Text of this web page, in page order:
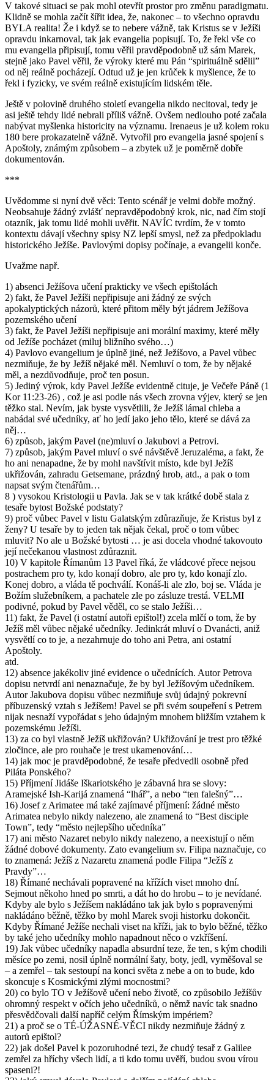
V takové situaci se pak mohl otevřít prostor pro změnu paradigmatu.
Klidně se mohla začít šířit idea, že, nakonec – to všechno opravdu
BYLA realita! Že i když se to nebere vážně, tak Kristus se v Ježíši
opravdu inkarnoval, tak jak evangelia popisují. To, že řekl vše co
mu evangelia připisují, tomu věřil pravděpodobně už sám Marek,
stejně jako Pavel věřil, že výroky které mu Pán “spirituálně sdělil”
od něj reálně pocházejí. Odtud už je jen krůček k myšlence, že to
řekl i fyzicky, ve svém reálně existujícím lidském těle.
Ještě v polovině druhého století evangelia nikdo necitoval, tedy je
asi ještě tehdy lidé nebrali příliš vážně. Ovšem nedlouho poté začala
nabývat myšlenka historicity na významu. Irenaeus je už kolem roku
180 bere prokazatelně vážně. Vytvořil pro evangelia jasné spojení s
Apoštoly, známým způsobem – a zbytek už je poměrně dobře
dokumentován.
***
Uvědomme si nyní dvě věci: Tento scénář je velmi dobře možný.
Neobsahuje žádný zvlášť nepravděpodobný krok, nic, nad čím stojí
otazník, jak tomu lidé mohli uvěřit. NAVÍC tvrdím, že v tomto
kontextu dávají všechny spisy NZ lepší smysl, než za předpokladu
historického Ježíše. Pavlovými dopisy počínaje, a evangelii konče.
Uvažme např.
1) absenci Ježíšova učení prakticky ve všech epištolách
2) fakt, že Pavel Ježíši nepřipisuje ani žádný ze svých
apokalyptických názorů, které přitom měly být jádrem Ježíšova
pozemského učení
3) fakt, že Pavel Ježíši nepřipisuje ani morální maximy, které měly
od Ježíše pocházet (miluj bližního svého…)
4) Pavlovo evangelium je úplně jiné, než Ježíšovo, a Pavel vůbec
nezmiňuje, že by Ježíš nějaké měl. Nemluví o tom, že by nějaké
měl, a nezdůvodňuje, proč ten posun.
5) Jediný výrok, kdy Pavel Ježíše evidentně cituje, je Večeře Páně (1
Kor 11:23-26) , což je asi podle nás všech zrovna výjev, který se jen
těžko stal. Nevím, jak byste vysvětlili, že Ježíš lámal chleba a
nabádal své učedníky, ať ho jedí jako jeho tělo, které se dává za
něj…
6) způsob, jakým Pavel (ne)mluví o Jakubovi a Petrovi.
7) způsob, jakým Pavel mluví o své návštěvě Jeruzaléma, a fakt, že
ho ani nenapadne, že by mohl navštívit místo, kde byl Ježíš
ukřižován, zahradu Getsemane, prázdný hrob, atd., a pak o tom
napsat svým čtenářům…
8 ) vysokou Kristologii u Pavla. Jak se v tak krátké době stala z
tesaře bytost Božské podstaty?
9) proč vůbec Pavel v listu Galatským zdůrazňuje, že Kristus byl z
ženy? U tesaře by to jeden tak nějak čekal, proč o tom vůbec
mluvit? No ale u Božské bytosti … je asi docela vhodné takovouto
její nečekanou vlastnost zdůraznit.
10) V kapitole Římanům 13 Pavel říká, že vládcové přece nejsou
postrachem pro ty, kdo konají dobro, ale pro ty, kdo konají zlo.
Konej dobro, a vláda tě pochválí. Konáš-li ale zlo, boj se. Vláda je
Božím služebníkem, a pachatele zle po zásluze trestá. VELMI
podivné, pokud by Pavel věděl, co se stalo Ježíši…
11) fakt, že Pavel (i ostatní autoři epištol!) zcela mlčí o tom, že by
Ježíš měl vůbec nějaké učedníky. Jedinkrát mluví o Dvanácti, aniž
vysvětlí co to je, a nezahrnuje do toho ani Petra, ani ostatní
Apoštoly.
atd.
12) absence jakékoliv jiné evidence o učednících. Autor Petrova
dopisu netvrdí ani nenaznačuje, že by byl Ježíšovým učedníkem.
Autor Jakubova dopisu vůbec nezmiňuje svůj údajný pokrevní
příbuzenský vztah s Ježíšem! Pavel se při svém soupeření s Petrem
nijak nesnaží vypořádat s jeho údajným mnohem bližším vztahem k
pozemskému Ježíši.
13) za co byl vlastně Ježíš ukřižován? Ukřižování je trest pro těžké
zločince, ale pro rouhače je trest ukamenování…
14) jak moc je pravděpodobné, že tesaře předvedli osobně před
Piláta Ponského?
15) Příjmení Jidáše Iškariotského je zábavná hra se slovy:
Aramejské Ish-Karijá znamená “lhář”, a nebo “ten falešný”…
16) Josef z Arimatee má také zajímavé příjmení: žádné město
Arimatea nebylo nikdy nalezeno, ale znamená to “Best disciple
Town”, tedy “město nejlepšího učedníka”
17) ani město Nazaret nebylo nikdy nalezeno, a neexistují o něm
žádné dobové dokumenty. Zato evangelium sv. Filipa naznačuje, co
to znamená: Ježíš z Nazaretu znamená podle Filipa “Ježíš z
Pravdy”…
18) Římané nechávali popravené na křížích viset mnoho dní.
Sejmout někoho hned po smrti, a dát ho do hrobu – to je nevídané.
Kdyby ale bylo s Ježíšem nakládáno tak jak bylo s popravenými
nakládáno běžně, těžko by mohl Marek svoji historku dokončit.
Kdyby Římané Ježíše nechali viset na kříži, jak to bylo běžné, těžko
by také jeho učedníky mohlo napadnout něco o vzkříšení.
19) Jak vůbec učedníky napadla absurdní teze, že ten, s kým chodili
měsíce po zemi, nosil úplně normální šaty, boty, jedl, vyměšoval se
– a zemřel – tak sestoupí na konci světa z nebe a on to bude, kdo
skoncuje s Kosmickými zlými mocnostmi?
20) co bylo TO v Ježíšově učení nebo životě, co způsobilo Ježíšův
ohromný respekt v očích jeho učedníků, o němž navíc tak snadno
přesvědčovali další napříč celým Římským impériem?
21) a proč se o TÉ-ÚŽASNÉ-VĚCI nikdy nezmiňuje žádný z
autorů epištol?
22) jak došel Pavel k pozoruhodné tezi, že chudý tesař z Galilee
zemřel za hříchy všech lidí, a ti kdo tomu uvěří, budou svou vírou
spaseni?!